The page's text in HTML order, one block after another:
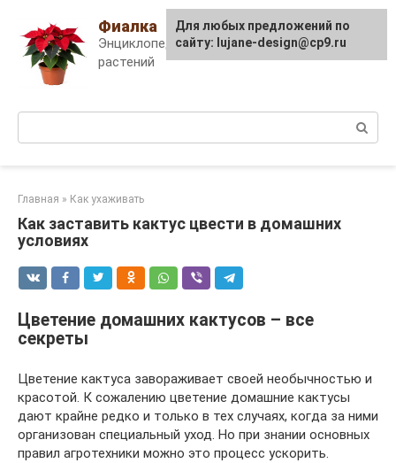
content
Фиалка
Энциклопедия комнатных
растений
Главная » Как ухаживать
Как заставить кактус цвести в домашних
условиях
Цветение домашних кактусов – все
секреты
Цветение кактуса завораживает своей необычностью и
красотой. К сожалению цветение домашние кактусы
дают крайне редко и только в тех случаях, когда за ними
организован специальный уход. Но при знании основных
правил агротехники можно это процесс ускорить.
Для любых предложений по
сайту: lujane-design@cp9.ru